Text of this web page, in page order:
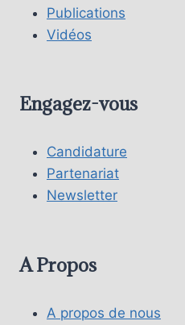
Publications
Vidéos
Engagez-vous
Candidature
Partenariat
Newsletter
A Propos
A propos de nous